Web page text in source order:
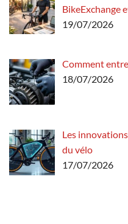
BikeExchange
19/07/2026
Comment
18/07/2026
Les
du vélo
17/07/2026